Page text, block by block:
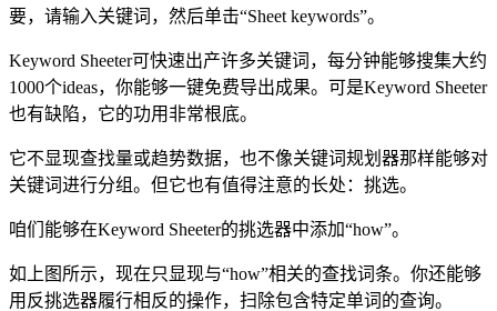
要，请输入关键词，然后单击“Sheet keywords”。
Keyword Sheeter可快速出产许多关键词，每分钟能够搜集大约
1000个ideas，你能够一键免费导出成果。可是Keyword Sheeter
也有缺陷，它的功用非常根底。
它不显现查找量或趋势数据，也不像关键词规划器那样能够对
关键词进行分组。但它也有值得注意的长处：挑选。
咱们能够在Keyword Sheeter的挑选器中添加“how”。
如上图所示，现在只显现与“how”相关的查找词条。你还能够
用反挑选器履行相反的操作，扫除包含特定单词的查询。